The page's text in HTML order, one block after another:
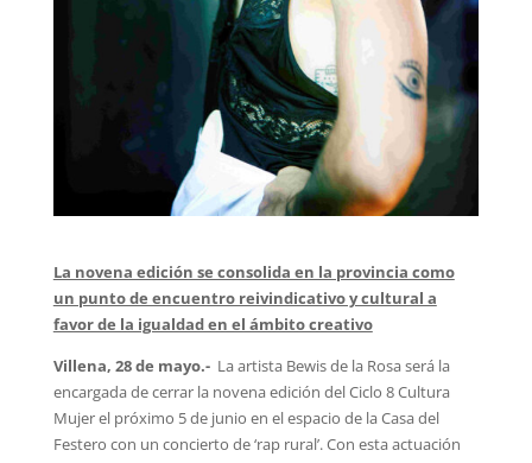
La novena edición se consolida en la provincia como
un punto de encuentro reivindicativo y cultural a
favor de la igualdad en el ámbito creativo
Villena, 28 de mayo.- La artista Bewis de la Rosa será la
encargada de cerrar la novena edición del Ciclo 8 Cultura
Mujer el próximo 5 de junio en el espacio de la Casa del
Festero con un concierto de ‘rap rural’. Con esta actuación